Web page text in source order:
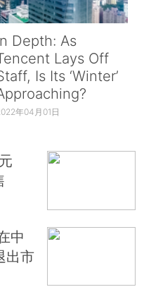
Depth: As
Lays Off
Is Its ‘Winter’
年04月01日
中
出市